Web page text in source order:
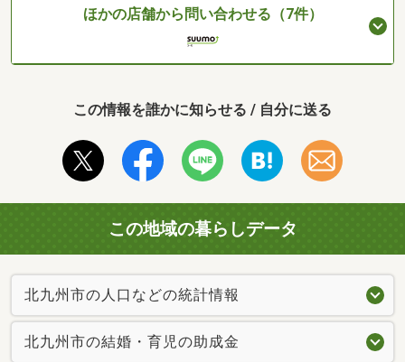
ほかの店舗から問い合わせる（7件）
この情報を誰かに知らせる / 自分に送る
この地域の暮らしデータ
北九州市の人口などの統計情報
北九州市の結婚・育児の助成金